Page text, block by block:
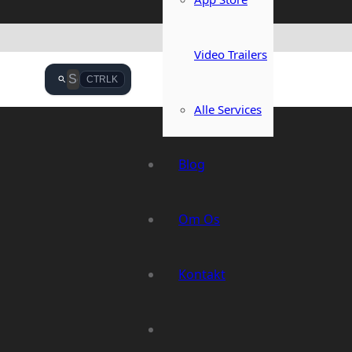
CTRLK
Video Trailers
Alle Services
Blog
Om Os
Kontakt